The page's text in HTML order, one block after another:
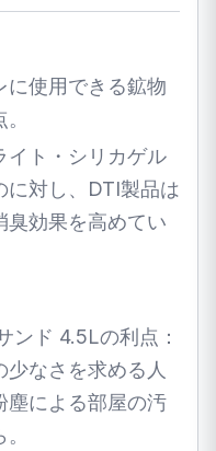
に使用できる鉱物
イト・シリカゲル
に対し、DTI製品は
臭効果を高めてい
ンド 4.5Lの利点：
なさを求める人
塵による部屋の汚